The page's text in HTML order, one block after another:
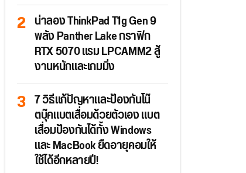
น่าลอง ThinkPad T1g Gen 9
พลัง Panther Lake กราฟิก
RTX 5070 แรม LPCAMM2 สู้
งานหนักและเกมมิ่ง
7 วิธีแก้ปัญหาและป้องกันโน๊
ตบุ๊คแบตเสื่อมด้วยตัวเอง แบต
เสื่อมป้องกันได้ทั้ง Windows
และ MacBook ยืดอายุคอมให้
ใช้ได้อีกหลายปี!